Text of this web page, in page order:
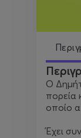
Ο
πορεία
οποίο
Έχει